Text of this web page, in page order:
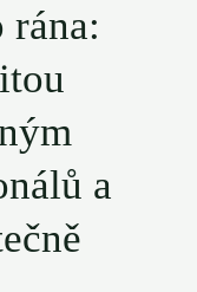
rána:
a⁤